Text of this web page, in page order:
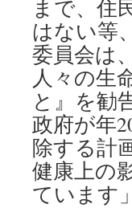
まで、住
はない等
委員会は
人々の生
と』を勧
政府が年
除する計
健康上の
ています